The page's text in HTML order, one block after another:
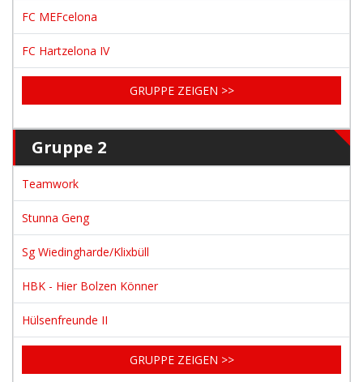
FC MEFcelona
FC Hartzelona IV
GRUPPE ZEIGEN >>
Gruppe 2
Teamwork
Stunna Geng
Sg Wiedingharde/Klixbüll
HBK - Hier Bolzen Könner
Hülsenfreunde II
GRUPPE ZEIGEN >>